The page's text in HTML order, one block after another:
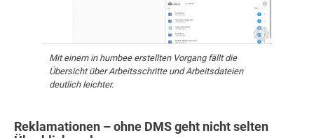
Mit einem in humbee erstellten Vorgang fällt die
Übersicht über Arbeitsschritte und Arbeitsdateien
deutlich leichter.
Reklamationen – ohne DMS geht nicht selten